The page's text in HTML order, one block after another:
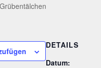
DETAILS
Datum: